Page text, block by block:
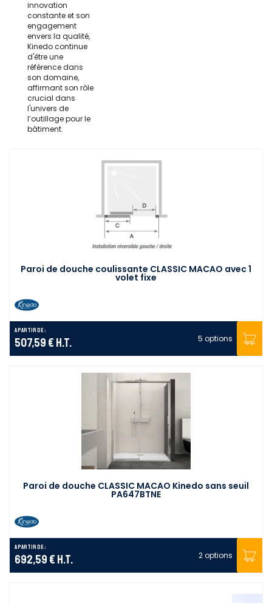
innovation
constante et son
engagement
envers la qualité,
Kinedo continue
d'être une
référence dans
son domaine,
affirmant son rôle
crucial dans
l'univers de
l’outillage pour le
bâtiment.
Paroi de douche coulissante CLASSIC MACAO avec 1
volet fixe
A partir de :
507,59 € H.T. 5 options
Paroi de douche CLASSIC MACAO Kinedo sans seuil
PA647BTNE
A partir de :
692,59 € H.T. 2 options